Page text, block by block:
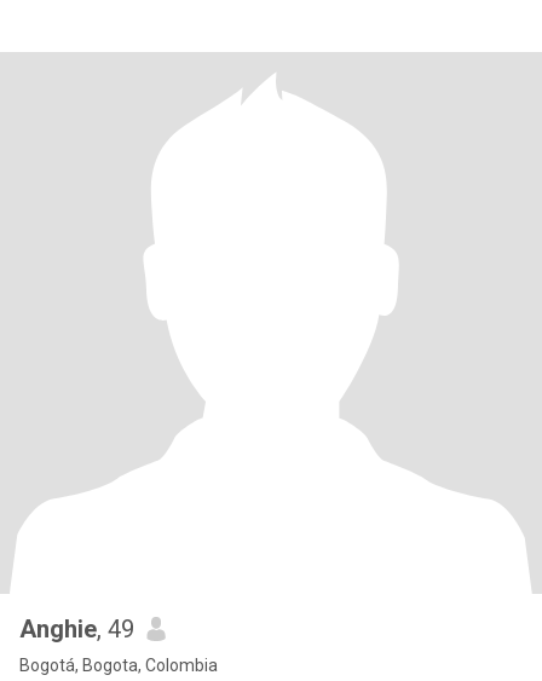
Anghie, 49
Bogotá, Bogota, Colombia